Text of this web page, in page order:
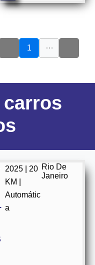
1 …
carros
2025 | 20
KM |
Automátic
a
Rio De
Janeiro